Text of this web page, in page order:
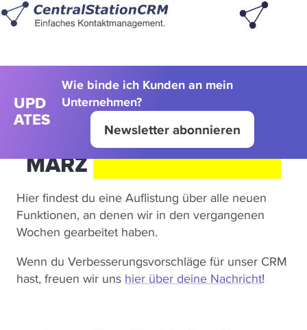
UPD
ATES
Wie binde ich Kunden an mein
Unternehmen?
Newsletter abonnieren
MÄRZFEATURE UPDATE
Hier findest du eine Auflistung über alle neuen
Funktionen, an denen wir in den vergangenen
Wochen gearbeitet haben.
Wenn du Verbesserungsvorschläge für unser CRM
hast, freuen wir uns hier über deine Nachricht!